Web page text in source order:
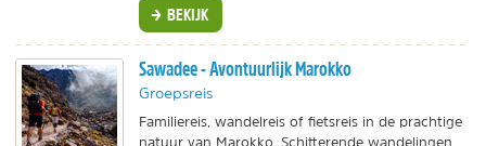
BEKIJK
Sawadee - Avontuurlijk Marokko
Groepsreis
Familiereis, wandelreis of fietsreis in de prachtige
natuur van Marokko. Schitterende wandelingen